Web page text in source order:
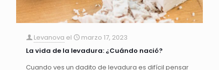
Levanova el
marzo 17, 2023
La vida de la levadura: ¿Cuándo nació?
Cuando ves un dadito de levadura es difícil pensar